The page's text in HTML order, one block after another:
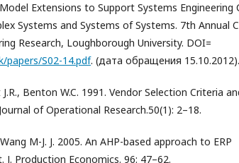
Extensions to Support Systems Engineering
Systems and Systems of Systems. 7th Annual
Research, Loughborough University. DOI=
papers/S02-14.pdf. (дата обращения 15.10.2012).
Benton W.C. 1991. Vendor Selection Criteria
of Operational Research.50(1): 2–18.
M-J. J. 2005. An AHP-based approach to ERP
Production Economics. 96: 47–62.